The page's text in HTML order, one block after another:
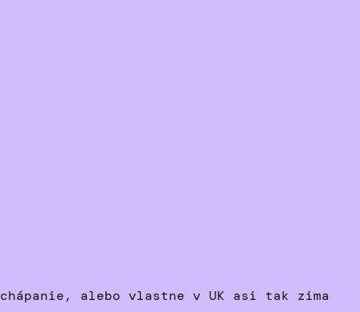
alebo vlastne v UK asi tak zima